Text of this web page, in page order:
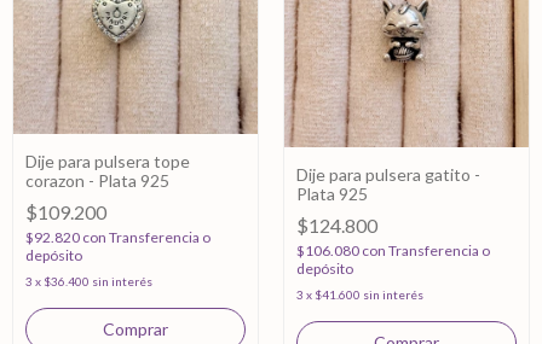
Dije para pulsera tope
corazon - Plata 925
$109.200
$92.820 con Transferencia o
depósito
3 x $36.400 sin interés
Dije para pulsera gatito -
Plata 925
$124.800
$106.080 con Transferencia o
depósito
3 x $41.600 sin interés